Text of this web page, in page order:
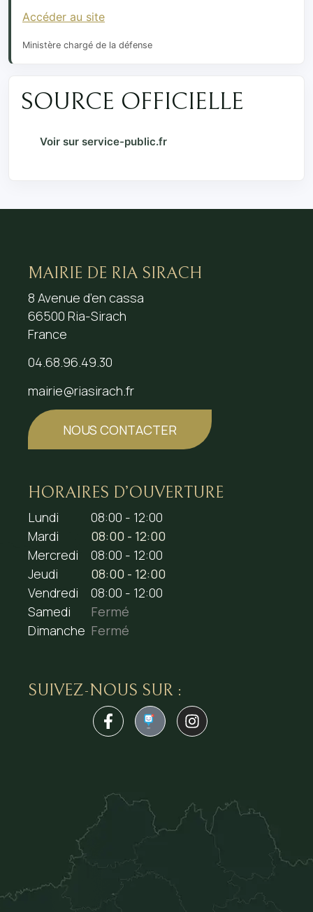
Accéder au site
Ministère chargé de la défense
SOURCE OFFICIELLE
Voir sur service-public.fr
MAIRIE DE RIA SIRACH
8 Avenue d’en cassa
66500 Ria-Sirach
France
04.68.96.49.30
mairie@riasirach.fr
NOUS CONTACTER
HORAIRES D’OUVERTURE
Lundi
08:00 - 12:00
Mardi
08:00 - 12:00
Mercredi
08:00 - 12:00
Jeudi
08:00 - 12:00
Vendredi
08:00 - 12:00
Samedi
Fermé
Dimanche Fermé
SUIVEZ-NOUS SUR :
1